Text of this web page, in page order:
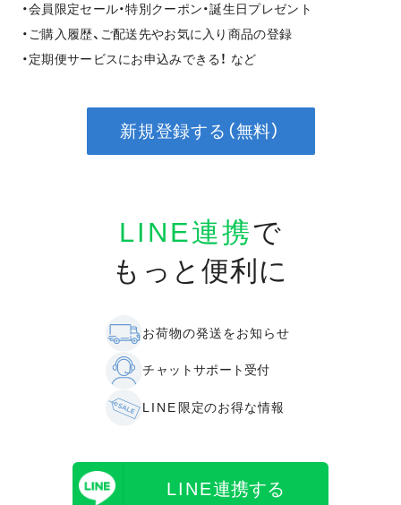
・会員限定セール・特別クーポン・誕生日プレゼント
・ご購入履歴、ご配送先やお気に入り商品の登録
・定期便サービスにお申込みできる！ など
新規登録する（無料）
LINE連携で
もっと便利に
お荷物の発送をお知らせ
チャットサポート受付
LINE 限定のお得な情報
LINE連携する